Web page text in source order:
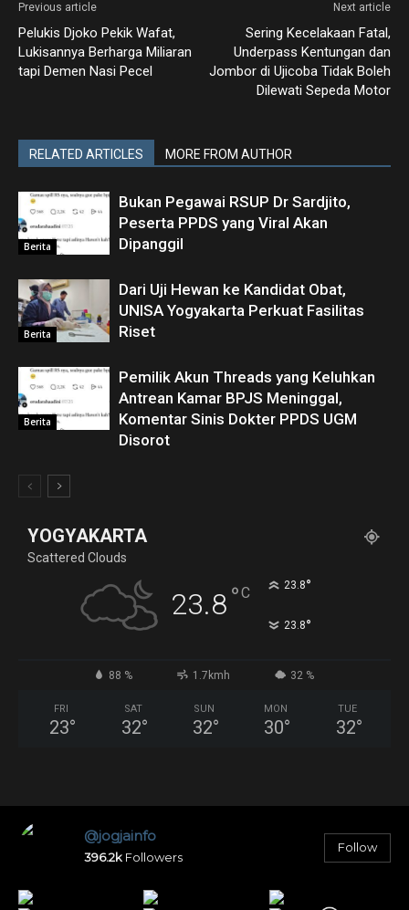
Previous article
Pelukis Djoko Pekik Wafat,
Lukisannya Berharga Miliaran
tapi Demen Nasi Pecel
Next article
Sering Kecelakaan Fatal,
Underpass Kentungan dan
Jombor di Ujicoba Tidak Boleh
Dilewati Sepeda Motor
RELATED ARTICLES MORE FROM AUTHOR
Berita
Bukan Pegawai RSUP Dr Sardjito,
Peserta PPDS yang Viral Akan
Dipanggil
Berita
Dari Uji Hewan ke Kandidat Obat,
UNISA Yogyakarta Perkuat Fasilitas
Riset
Berita
Pemilik Akun Threads yang Keluhkan
Antrean Kamar BPJS Meninggal,
Komentar Sinis Dokter PPDS UGM
Disorot
YOGYAKARTA
Scattered Clouds
23.8°C 23.8°
23.8°
88 % 1.7kmh 32 %
FRI
23°
SAT
32°
SUN
32°
MON
30°
TUE
32°
@jogjainfo
396.2k Followers
Follow